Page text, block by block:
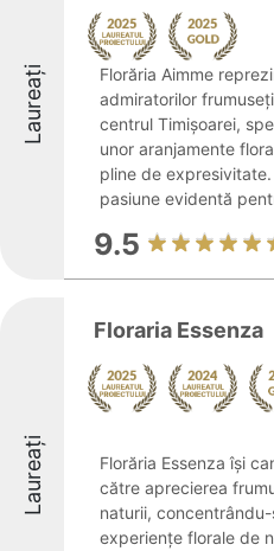
Laureați
Florăria Aimme
admiratorilor
centrul Timișoarei,
unor aranjamente
pline de
pasiune evidentă
9.5
Laureați
Floraria Essenza
Florăria Essenza își
către aprecierea
naturii,
experiențe florale de